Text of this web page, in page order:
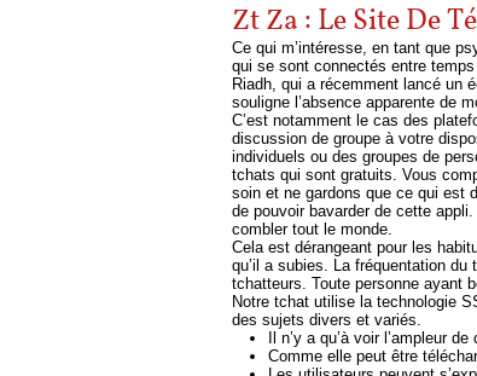
Zt Za : Le Site De
Ce qui m’intéresse, en tant que
qui se sont connectés entre
Riadh, qui a récemment lancé un
souligne l’absence apparente de
C’est notamment le cas des
discussion de groupe à votre
individuels ou des groupes de
tchats qui sont gratuits. Vous
soin et ne gardons que ce qui est
de pouvoir bavarder de cette
combler tout le monde.
Cela est dérangeant pour les
qu’il a subies. La fréquentation
tchatteurs. Toute personne ayant
Notre tchat utilise la technologie
des sujets divers et variés.
Il n’y a qu’à voir l’ampleur
Comme elle peut être